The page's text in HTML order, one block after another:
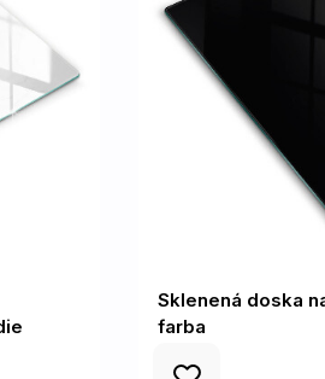
Sklenená doska
farba